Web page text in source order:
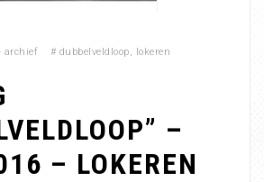
archief # dubbelveldloop, lokeren
–
– LOKEREN